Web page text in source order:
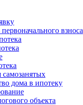
взноса
самозанятых
дома в ипотеку
объекта